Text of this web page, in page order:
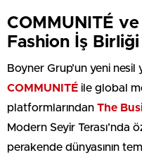
COMMUNITÉ
Fashion İş Birliği
Boyner Grup’un yeni
COMMUNITÉ ile global
platformlarından The
Modern Seyir
perakende dünyasının